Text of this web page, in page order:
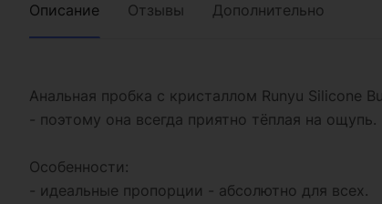
Описание Отзывы Дополнительно
Анальная пробка с кристаллом Runyu Silicone
- поэтому она всегда приятно тёплая на ощупь.
Особенности:
- идеальные пропорции - абсолютно для всех.